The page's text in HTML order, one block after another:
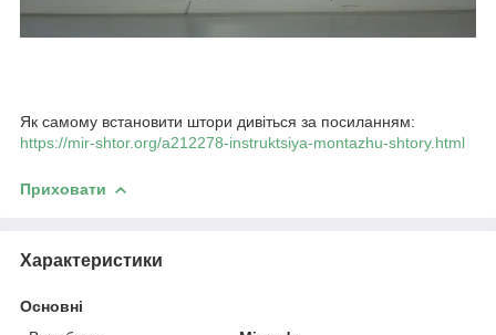
Як самому встановити штори дивіться за посиланням:
https://mir-shtor.org/a212278-instruktsiya-montazhu-shtory.html
Приховати
Характеристики
Основні